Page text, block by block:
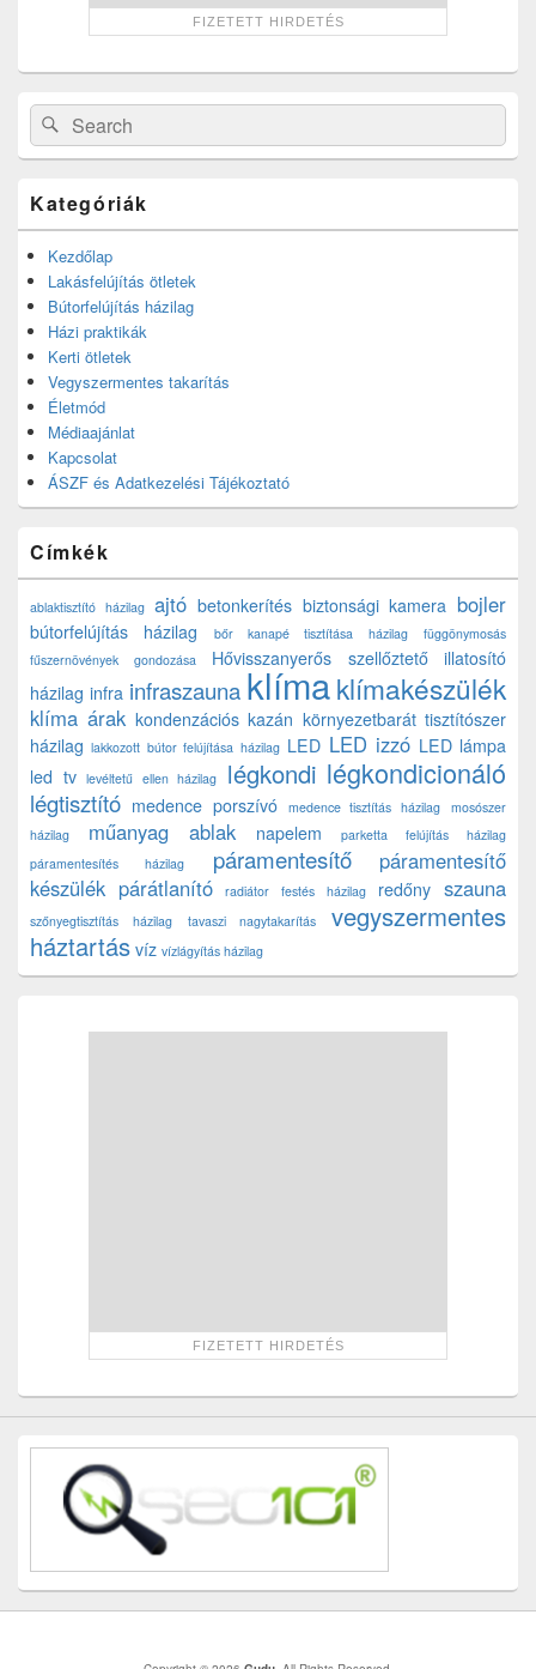
Search
for:
Search
Kategóriák
Kezdőlap
Lakásfelújítás ötletek
Bútorfelújítás házilag
Házi praktikák
Kerti ötletek
Vegyszermentes takarítás
Életmód
Médiaajánlat
Kapcsolat
ÁSZF és Adatkezelési Tájékoztató
Címkék
ablaktisztító házilag ajtó betonkerítés biztonsági kamera bojler
bútorfelújítás házilag bőr kanapé tisztítása házilag
függönymosás
fűszernövények gondozása
Hővisszanyerős szellőztető
illatosító
házilag infra infraszauna klímaklímakészülék
klíma árak kondenzációs kazán környezetbarát tisztítószer
házilag lakkozott bútor felújítása házilag LED LED izzó LED lámpa
led tv levéltetű ellen házilag légkondi légkondicionáló
légtisztító medence porszívó medence tisztítás házilag
mosószer
házilag
műanyag ablak napelem
parketta felújítás házilag
páramentesítés házilag
páramentesítő
páramentesítő
készülék párátlanító radiátor festés házilag redőny szauna
szőnyegtisztítás házilag tavaszi nagytakarítás
vegyszermentes
háztartás víz vízlágyítás házilag